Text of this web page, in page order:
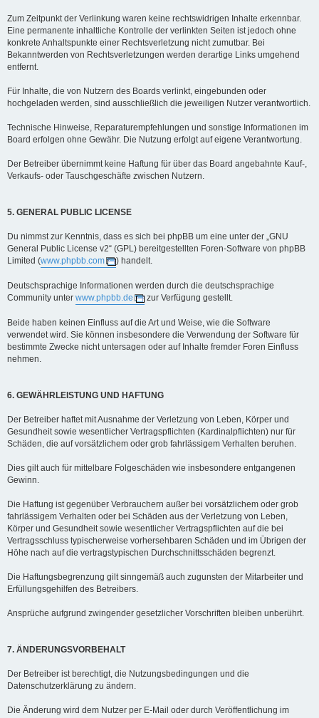
Zum Zeitpunkt der Verlinkung waren keine rechtswidrigen Inhalte erkennbar.
Eine permanente inhaltliche Kontrolle der verlinkten Seiten ist jedoch ohne
konkrete Anhaltspunkte einer Rechtsverletzung nicht zumutbar. Bei
Bekanntwerden von Rechtsverletzungen werden derartige Links umgehend
entfernt.
Für Inhalte, die von Nutzern des Boards verlinkt, eingebunden oder
hochgeladen werden, sind ausschließlich die jeweiligen Nutzer verantwortlich.
Technische Hinweise, Reparaturempfehlungen und sonstige Informationen im
Board erfolgen ohne Gewähr. Die Nutzung erfolgt auf eigene Verantwortung.
Der Betreiber übernimmt keine Haftung für über das Board angebahnte Kauf-,
Verkaufs- oder Tauschgeschäfte zwischen Nutzern.
5. GENERAL PUBLIC LICENSE
Du nimmst zur Kenntnis, dass es sich bei phpBB um eine unter der „GNU
General Public License v2“ (GPL) bereitgestellten Foren-Software von phpBB
Limited (www.phpbb.com ) handelt.
Deutschsprachige Informationen werden durch die deutschsprachige
Community unter www.phpbb.de zur Verfügung gestellt.
Beide haben keinen Einfluss auf die Art und Weise, wie die Software
verwendet wird. Sie können insbesondere die Verwendung der Software für
bestimmte Zwecke nicht untersagen oder auf Inhalte fremder Foren Einfluss
nehmen.
6. GEWÄHRLEISTUNG UND HAFTUNG
Der Betreiber haftet mit Ausnahme der Verletzung von Leben, Körper und
Gesundheit sowie wesentlicher Vertragspflichten (Kardinalpflichten) nur für
Schäden, die auf vorsätzlichem oder grob fahrlässigem Verhalten beruhen.
Dies gilt auch für mittelbare Folgeschäden wie insbesondere entgangenen
Gewinn.
Die Haftung ist gegenüber Verbrauchern außer bei vorsätzlichem oder grob
fahrlässigem Verhalten oder bei Schäden aus der Verletzung von Leben,
Körper und Gesundheit sowie wesentlicher Vertragspflichten auf die bei
Vertragsschluss typischerweise vorhersehbaren Schäden und im Übrigen der
Höhe nach auf die vertragstypischen Durchschnittsschäden begrenzt.
Die Haftungsbegrenzung gilt sinngemäß auch zugunsten der Mitarbeiter und
Erfüllungsgehilfen des Betreibers.
Ansprüche aufgrund zwingender gesetzlicher Vorschriften bleiben unberührt.
7. ÄNDERUNGSVORBEHALT
Der Betreiber ist berechtigt, die Nutzungsbedingungen und die
Datenschutzerklärung zu ändern.
Die Änderung wird dem Nutzer per E-Mail oder durch Veröffentlichung im